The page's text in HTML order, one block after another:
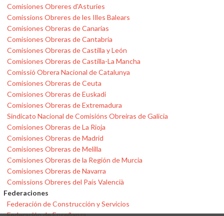
Comisiones Obreres d'Asturies
Comissions Obreres de les Illes Balears
Comisiones Obreras de Canarias
Comisiones Obreras de Cantabria
Comisiones Obreras de Castilla y León
Comisiones Obreras de Castilla-La Mancha
Comissió Obrera Nacional de Catalunya
Comisiones Obreras de Ceuta
Comisiones Obreras de Euskadi
Comisiones Obreras de Extremadura
Sindicato Nacional de Comisións Obreiras de Galicia
Comisiones Obreras de La Rioja
Comisiones Obreras de Madrid
Comisiones Obreras de Melilla
Comisiones Obreras de la Región de Murcia
Comisiones Obreras de Navarra
Comissions Obreres del País Valencià
Federaciones
Federación de Construcción y Servicios